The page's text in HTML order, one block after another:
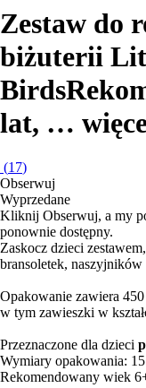
Zestaw do
biżuterii
Birds
lat, …
(17)
Obserwuj
Wyprzedane
Kliknij Obserwuj, a my
ponownie dostępny.
Zaskocz dzieci
bransoletek,
Opakowanie zawiera
w tym zawieszki w
Przeznaczone dla dzieci
Wymiary opakowania:
Rekomendowany wiek